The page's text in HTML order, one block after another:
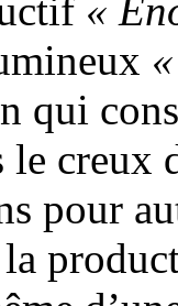
«
qui
le creux
pour